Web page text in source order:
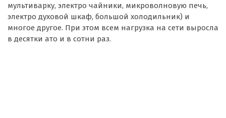
мультиварку, электро чайники, микроволновую печь,
электро духовой шкаф, большой холодильник) и
многое другое. При этом всем нагрузка на сети выросла
в десятки ато и в сотни раз.